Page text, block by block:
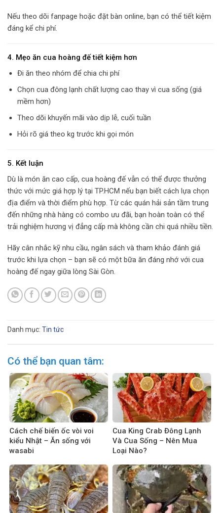
Nếu theo dõi fanpage hoặc đặt bàn online, bạn có thể tiết kiệm
đáng kể chi phí.
4. Mẹo ăn cua hoàng đế tiết kiệm hơn
Đi ăn theo nhóm để chia chi phí
Chọn cua đông lạnh chất lượng cao thay vì cua sống (giá
mềm hơn)
Theo dõi khuyến mãi vào dịp lễ, cuối tuần
Hỏi rõ giá theo kg trước khi gọi món
5. Kết luận
Dù là món ăn cao cấp, cua hoàng đế vẫn có thể được thưởng
thức với mức giá hợp lý tại TP.HCM nếu bạn biết cách lựa chọn
địa điểm và thời điểm phù hợp. Từ các quán hải sản tầm trung
đến những nhà hàng có combo ưu đãi, bạn hoàn toàn có thể
trải nghiệm hương vị đẳng cấp mà không cần chi quá nhiều tiền.
Hãy cân nhắc kỹ nhu cầu, ngân sách và tham khảo đánh giá
trước khi lựa chọn – bạn sẽ có một bữa ăn đáng nhớ với cua
hoàng đế ngay giữa lòng Sài Gòn.
Danh mục: Tin tức
Có thể bạn quan tâm:
Cách chế biến ốc vòi voi
kiểu Nhật – Ăn sống với
wasabi
Cua King Crab Đông Lạnh
Và Cua Sống – Nên Mua
Loại Nào?